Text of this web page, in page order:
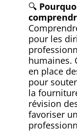
🔍
pour les
humaines.
en place
pour
la
révision
favoriser